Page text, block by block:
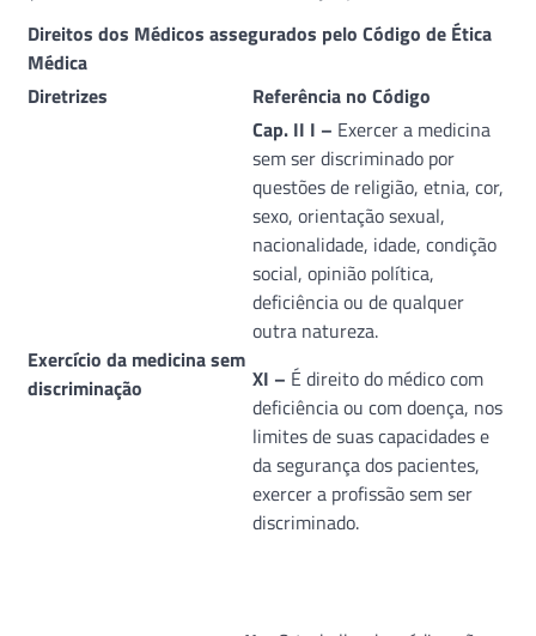
Direitos dos Médicos assegurados pelo Código de Ética
Médica
Diretrizes
Referência no Código
Exercício da medicina sem
discriminação
Cap. II I – Exercer a medicina
sem ser discriminado por
questões de religião, etnia, cor,
sexo, orientação sexual,
nacionalidade, idade, condição
social, opinião política,
deficiência ou de qualquer
outra natureza.
XI – É direito do médico com
deficiência ou com doença, nos
limites de suas capacidades e
da segurança dos pacientes,
exercer a profissão sem ser
discriminado.